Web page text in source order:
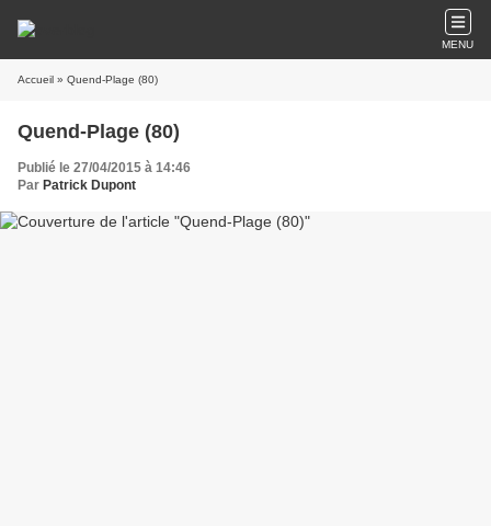
MENU
Accueil » Quend-Plage (80)
Quend-Plage (80)
Publié le 27/04/2015 à 14:46
Par Patrick Dupont